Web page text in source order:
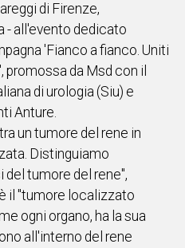
di Firenze,
- all'evento dedicato
'Fianco a fianco. Uniti
da Msd con il
di urologia (Siu) e
Anture.
un tumore del rene in
Distinguiamo
tumore del rene",
il "tumore localizzato
ogni organo, ha la sua
all'interno del rene